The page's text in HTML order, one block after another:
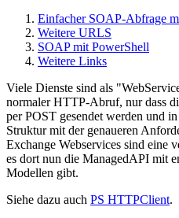
Einfacher SOAP-Abfrage
Weitere URLS
SOAP mit PowerShell
Weitere Links
Viele Dienste sind als
normaler HTTP-Abruf, nur dass
per POST gesendet werden und
Struktur mit der genaueren
Exchange Webservices sind eine
es dort nun die ManagedAPI mit
Modellen gibt.
Siehe dazu auch PS HTTPClient.